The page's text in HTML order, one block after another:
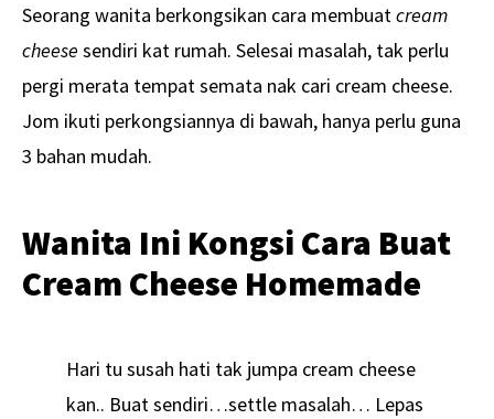
Seorang wanita berkongsikan cara membuatcream
cheese sendiri kat rumah. Selesai masalah, tak perlu
pergi merata tempat semata nak cari cream cheese.
Jom ikuti perkongsiannya di bawah, hanya perlu guna
3 bahan mudah.
Wanita Ini Kongsi Cara Buat
Cream Cheese Homemade
Hari tu susah hati tak jumpa cream cheese
kan.. Buat sendiri…settle masalah… Lepas